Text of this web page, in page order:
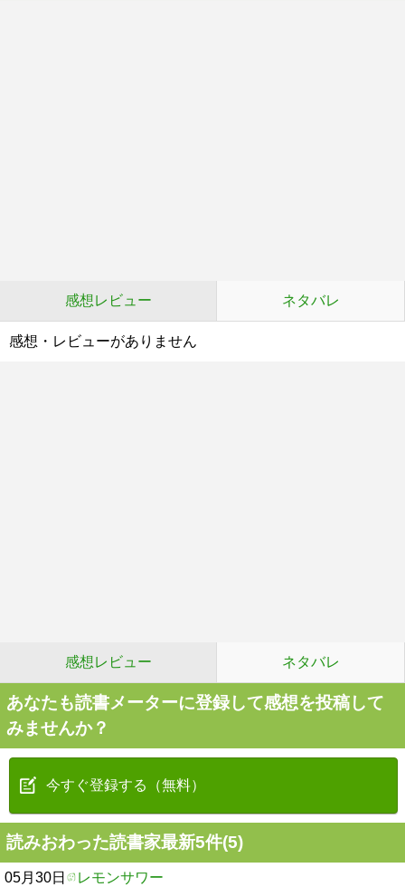
感想レビュー ネタバレ
感想・レビューがありません
感想レビュー ネタバレ
あなたも読書メーターに登録して感想を投稿して
みませんか？
今すぐ登録する（無料）
読みおわった読書家最新5件(5)
05月30日 レモンサワー